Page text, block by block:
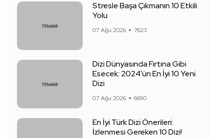
Stresle Başa Çıkmanın 10 Etkili
Yolu
07 Ağu 2026 7623
Dizi Dünyasında Fırtına Gibi
Esecek: 2024'ün En İyi 10 Yeni
Dizi
07 Ağu 2026 6690
En İyi Türk Dizi Önerileri:
İzlenmesi Gereken 10 Dizi!